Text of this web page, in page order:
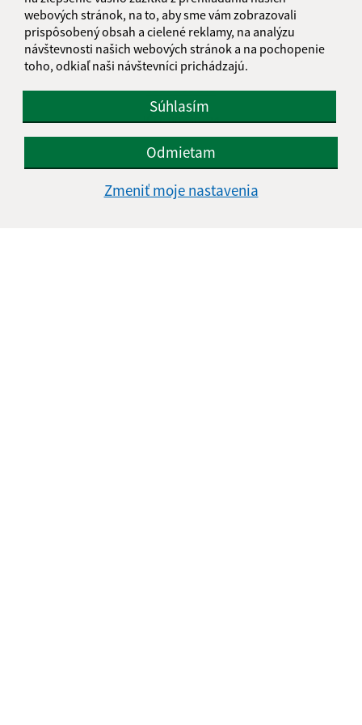
webových stránok, na to, aby sme vám zobrazovali
prispôsobený obsah a cielené reklamy, na analýzu
návštevnosti našich webových stránok a na pochopenie
toho, odkiaľ naši návštevníci prichádzajú.
Súhlasím
Odmietam
Zmeniť moje nastavenia
065 45 Plavnica
starosta@plavnica.sk
+421 52 42 83 881
0917 366 145
IČO: 00330124